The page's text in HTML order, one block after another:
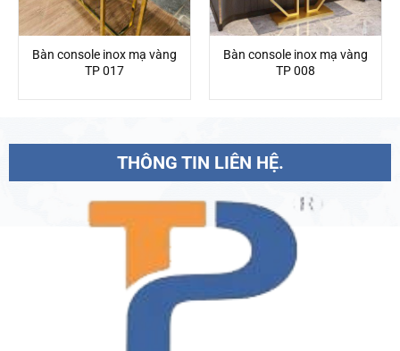
Bàn console inox mạ vàng
TP 017
Bàn console inox mạ vàng
TP 008
THÔNG TIN LIÊN HỆ.